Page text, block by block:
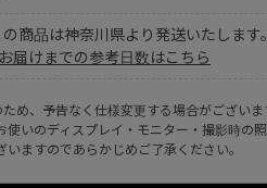
の商品は神奈川県より発送いたします。
届けまでの参考日数はこちら
め、予告なく仕様変更する場合がございま
使いのディスプレイ・モニター・撮影時の
いますのであらかじめご了承ください。